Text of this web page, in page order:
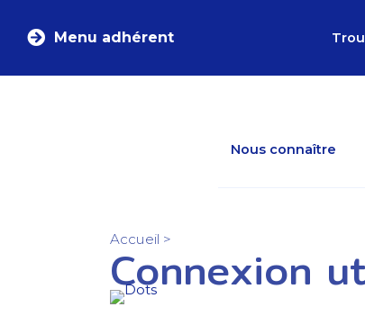
Menu adhérent
Nous connaître
Accueil >
Connexion